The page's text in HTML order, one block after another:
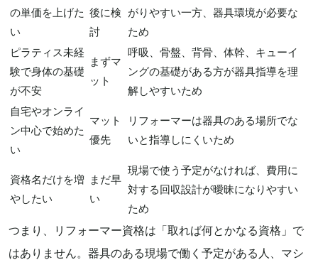
の単価を上げた
い
後に検
討
がりやすい一方、器具環境が必要な
ため
ピラティス未経
験で身体の基礎
が不安
まずマ
ット
呼吸、骨盤、背骨、体幹、キューイ
ングの基礎がある方が器具指導を理
解しやすいため
自宅やオンライ
ン中心で始めた
い
マット
優先
リフォーマーは器具のある場所でな
いと指導しにくいため
資格名だけを増
やしたい
まだ早
い
現場で使う予定がなければ、費用に
対する回収設計が曖昧になりやすい
ため
つまり、リフォーマー資格は「取れば何とかなる資格」で
はありません。器具のある現場で働く予定がある人、マシ